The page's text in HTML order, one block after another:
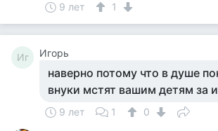
9 лет 1
Иг Игорь
наверно потому что в душе
внуки мстят вашим детям за
9 лет 1
0